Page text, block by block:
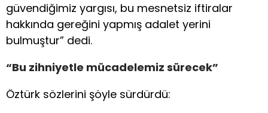
güvendiğimiz yargısı, bu mesnetsiz iftiralar
hakkında gereğini yapmış adalet yerini
bulmuştur” dedi.
“Bu zihniyetle mücadelemiz sürecek”
Öztürk sözlerini şöyle sürdürdü: